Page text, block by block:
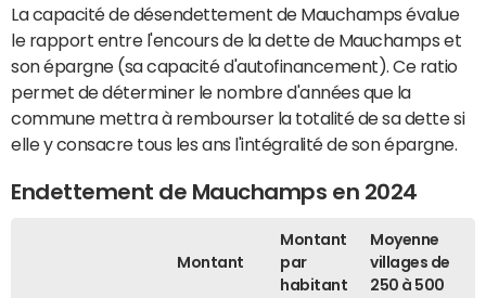
La capacité de désendettement de Mauchamps évalue
le rapport entre l'encours de la dette de Mauchamps et
son épargne (sa capacité d'autofinancement). Ce ratio
permet de déterminer le nombre d'années que la
commune mettra à rembourser la totalité de sa dette si
elle y consacre tous les ans l'intégralité de son épargne.
Endettement de Mauchamps en 2024
Montant
Montant
par
habitant
Moyenne
villages de
250 à 500